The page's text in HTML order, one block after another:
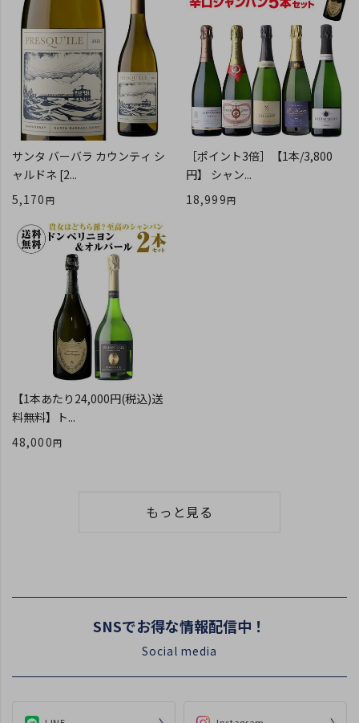
サンタ バーバラ カウンティ シ
ャルドネ [2...
5,170
［ポイント3倍］【1本/3,800
円】 シャン...
18,999
【1本あたり24,000円(税込)送
料無料】ト...
48,000
もっと見る
SNSでお得な情報配信中！
Social media